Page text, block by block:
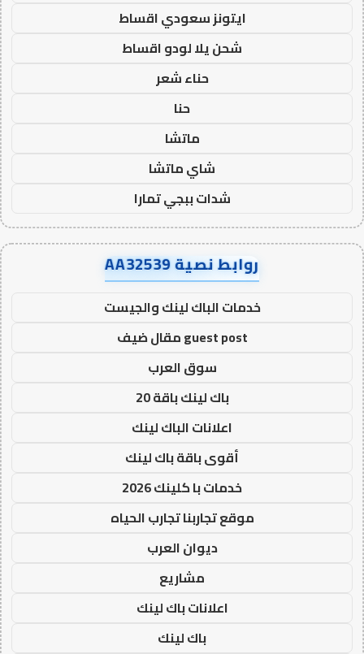
ايتونز سعودي اقساط
شحن يلا لودو اقساط
حناء شعر
حنا
ماتشا
شاي ماتشا
شدات ببجي تمارا
روابط نصية AA32539
خدمات الباك لينك والجيست
guest post مقال ضيف
سوق العرب
باك لينك باقة 20
اعلانات الباك لينك
أقوى باقة باك لينك
خدمات با كلينك 2026
موقع تجاربنا تجارب الحياه
ديوان العرب
مشاريع
اعلانات باك لينك
باك لينك